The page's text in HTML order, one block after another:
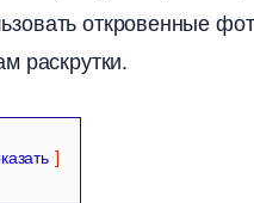
откровенные
раскрутки.